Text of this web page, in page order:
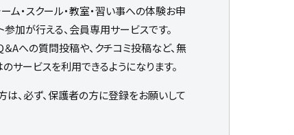
ム・スクール・教室・習い事への体験お申
参加が行える、会員専用サービスです。
＆Aへの質問投稿や、クチコミ投稿など、無
サービスを利用できるようになります。
、必ず、保護者の方に登録をお願いして